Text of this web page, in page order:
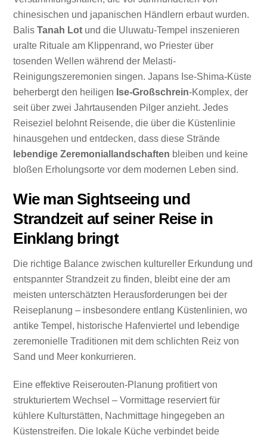
chinesischen und japanischen Händlern erbaut wurden.
BalisTanah Lot und die Uluwatu-Tempel inszenieren
uralte Rituale am Klippenrand, wo Priester über
tosenden Wellen während der Melasti-
Reinigungszeremonien singen. Japans Ise-Shima-Küste
beherbergt den heiligen Ise-Großschrein-Komplex, der
seit über zwei Jahrtausenden Pilger anzieht. Jedes
Reiseziel belohnt Reisende, die über die Küstenlinie
hinausgehen und entdecken, dass diese Strände
lebendige Zeremoniallandschaften bleiben und keine
bloßen Erholungsorte vor dem modernen Leben sind.
Wie man Sightseeing und
Strandzeit auf seiner Reise in
Einklang bringt
Die richtige Balance zwischen kultureller Erkundung und
entspannter Strandzeit zu finden, bleibt eine der am
meisten unterschätzten Herausforderungen bei der
Reiseplanung – insbesondere entlang Küstenlinien, wo
antike Tempel, historische Hafenviertel und lebendige
zeremonielle Traditionen mit dem schlichten Reiz von
Sand und Meer konkurrieren.
Eine effektive Reiserouten-Planung profitiert von
strukturiertem Wechsel – Vormittage reserviert für
kühlere Kulturstätten, Nachmittage hingegeben an
Küstenstreifen. Die lokale Küche verbindet beide